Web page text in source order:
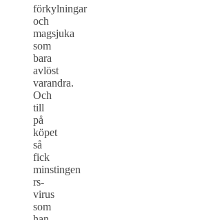
förkylningar
och
magsjuka
som
bara
avlöst
varandra.
Och
till
på
köpet
så
fick
minstingen
rs-
virus
som